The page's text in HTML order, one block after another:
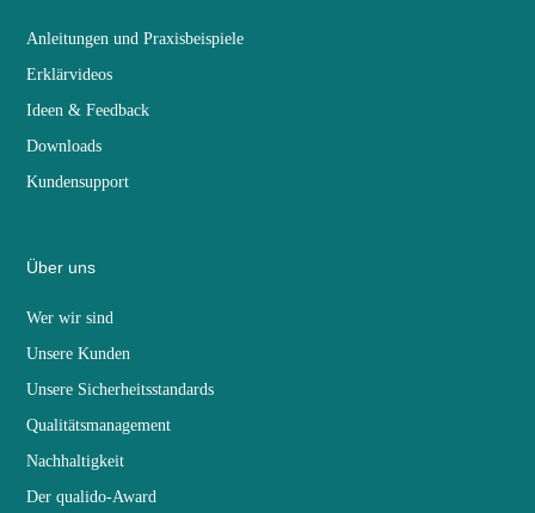
Anleitungen und Praxisbeispiele
Erklärvideos
Ideen & Feedback
Downloads
Kundensupport
Über uns
Wer wir sind
Unsere Kunden
Unsere Sicherheitsstandards
Qualitätsmanagement
Nachhaltigkeit
Der qualido-Award